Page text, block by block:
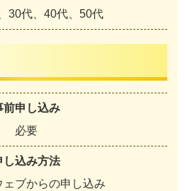
30代、40代、50代
前申し込み
必要
し込み方法
ェブからの申し込み